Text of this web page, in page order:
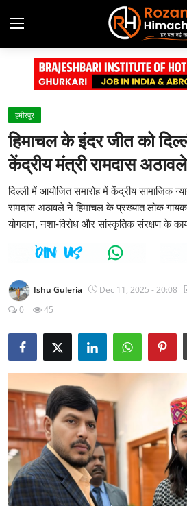
Login Register
Home
Contact
Advertisement Gallery
हिमाचल प्रदेश
दुनिया
टेक्नोलॉजी
Business
राजनीति
नौकरियां
धर्म/ज्योतिष
हमीरपुर
हिमाचल के इंदर जीत को
केंद्रीय मंत्री रामदास
दिल्ली में आयोजित समारोह में केंद्रीय सामाजिक
रामदास अठावले ने हिमाचल के प्रख्यात लोक
योगदान, नशा-विरोध और सांस्कृतिक संरक्षण के
Ishu Guleria Dec 11, 2025 - 20:08
0
45